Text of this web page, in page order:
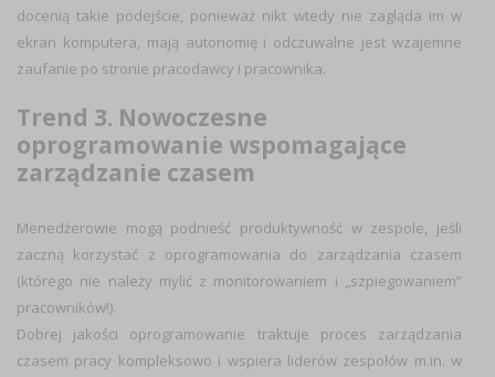
docenią takie podejście, ponieważ nikt wtedy nie zagląda im w
ekran komputera, mają autonomię i odczuwalne jest wzajemne
zaufanie po stronie pracodawcy i pracownika.
Trend 3. Nowoczesne
oprogramowanie wspomagające
zarządzanie czasem
Menedżerowie mogą podnieść produktywność w zespole, jeśli
zaczną korzystać z oprogramowania do zarządzania czasem
(którego nie należy mylić z monitorowaniem i „szpiegowaniem”
pracowników!).
Dobrej jakości oprogramowanie traktuje proces zarządzania
czasem pracy kompleksowo i wspiera liderów zespołów m.in. w